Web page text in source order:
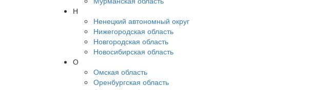
Н
Ненецкий автономный округ
Нижегородская область
Новгородская область
Новосибирская область
О
Омская область
Оренбургская область